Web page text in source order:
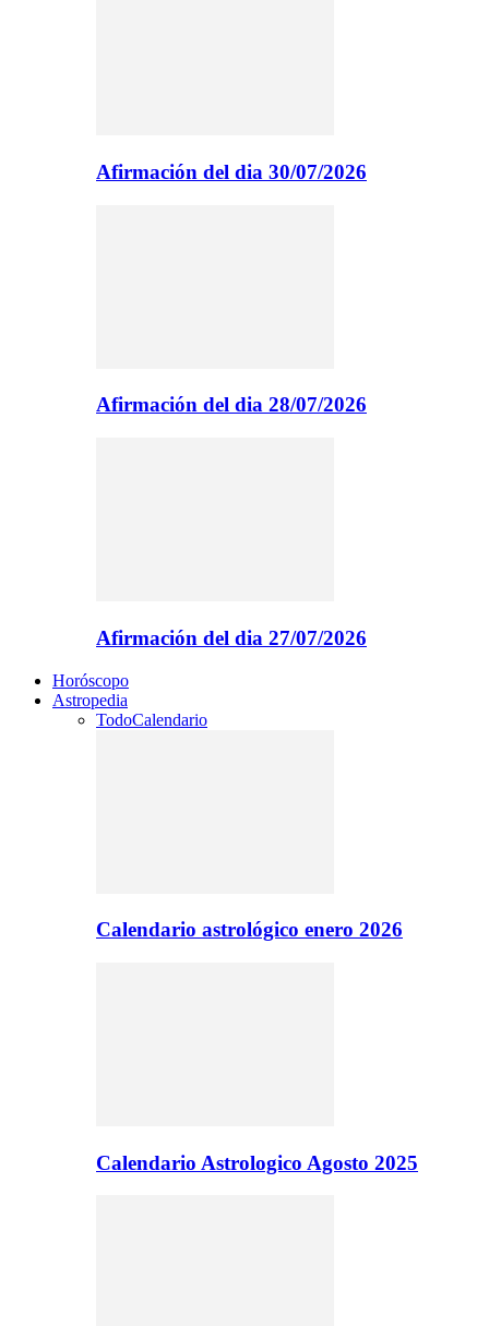
Afirmación del dia 30/07/2026
Afirmación del dia 28/07/2026
Afirmación del dia 27/07/2026
Horóscopo
Astropedia
TodoCalendario
Calendario astrológico enero 2026
Calendario Astrologico Agosto 2025